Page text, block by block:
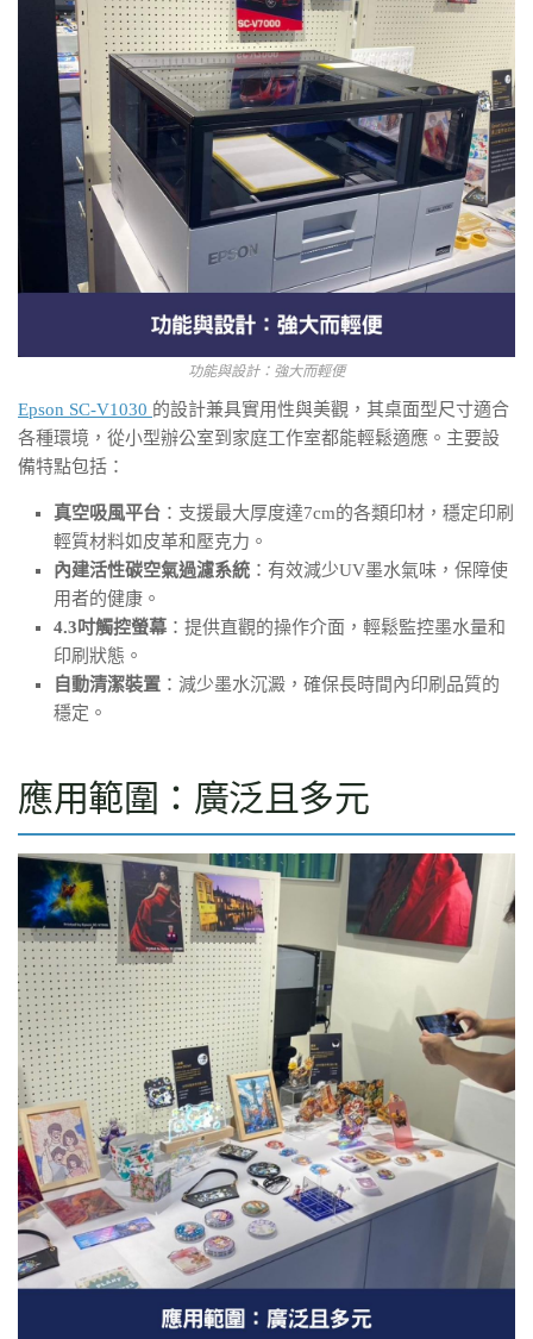
功能與設計：強大而輕便
Epson SC-V1030 的設計兼具實用性與美觀，其桌面型尺寸適合
各種環境，從小型辦公室到家庭工作室都能輕鬆適應。主要設
備特點包括：
真空吸風平台 ：支援最大厚度達7cm的各類印材，穩定印刷
輕質材料如皮革和壓克力。
內建活性碳空氣過濾系統 ：有效減少UV墨水氣味，保障使
用者的健康。
4.3吋觸控螢幕 ：提供直觀的操作介面，輕鬆監控墨水量和
印刷狀態。
自動清潔裝置 ：減少墨水沉澱，確保長時間內印刷品質的
穩定。
應用範圍：廣泛且多元